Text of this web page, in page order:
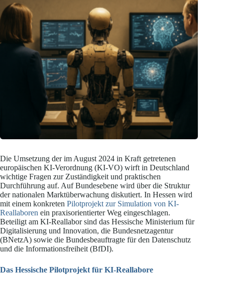
Die Umsetzung der im August 2024 in Kraft getretenen
europäischen KI-Verordnung (KI-VO) wirft in Deutschland
wichtige Fragen zur Zuständigkeit und praktischen
Durchführung auf. Auf Bundesebene wird über die Struktur
der nationalen Marktüberwachung diskutiert. In Hessen wird
mit einem konkreten Pilotprojekt zur Simulation von KI-
Reallaboren ein praxisorientierter Weg eingeschlagen.
Beteiligt am KI-Reallabor sind das Hessische Ministerium für
Digitalisierung und Innovation, die Bundesnetzagentur
(BNetzA) sowie die Bundesbeauftragte für den Datenschutz
und die Informationsfreiheit (BfDI).
Das Hessische Pilotprojekt für KI-Reallabore